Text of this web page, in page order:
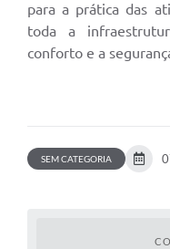
para a prática das
toda a
conforto e a
SEM CATEGORIA